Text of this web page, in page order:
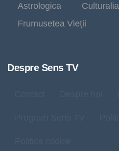
Astrologica
Culturalia
Frumusetea Vieții
Despre Sens TV